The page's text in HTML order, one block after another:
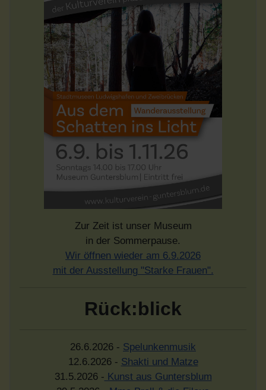
Zur Zeit ist unser Museum
in der Sommerpause.
Wir öffnen wieder am 6.9.2026
mit der Ausstellung "Starke Frauen".
Rück:blick
26.6.2026 - Spelunkenmusik
12.6.2026 - Shakti und Matze
31.5.2026 - Kunst aus Guntersblum